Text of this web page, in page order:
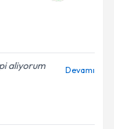
aliyorum
Devamı